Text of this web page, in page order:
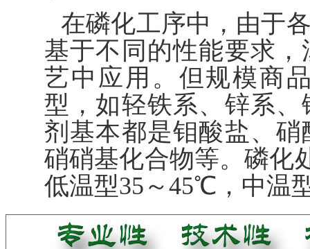
在磷化工序中，由于
基于不同的性能要求
艺中应用。但规模商
型，如轻铁系、锌系
剂基本都是钼酸盐、
硝硝基化合物等。磷化
低温型35～45℃，中温